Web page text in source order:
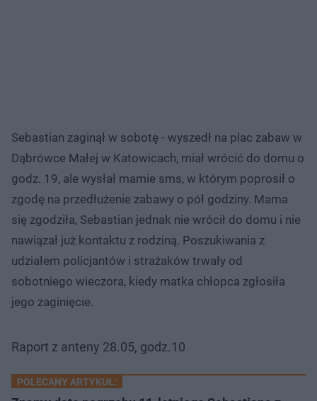
Sebastian zaginął w sobotę - wyszedł na plac zabaw w
Dąbrówce Małej w Katowicach, miał wrócić do domu o
godz. 19, ale wysłał mamie sms, w którym poprosił o
zgodę na przedłużenie zabawy o pół godziny. Mama
się zgodziła, Sebastian jednak nie wrócił do domu i nie
nawiązał już kontaktu z rodziną. Poszukiwania z
udziałem policjantów i strażaków trwały od
sobotniego wieczora, kiedy matka chłopca zgłosiła
jego zaginięcie.
Raport z anteny 28.05, godz.10
POLECANY ARTYKUŁ: